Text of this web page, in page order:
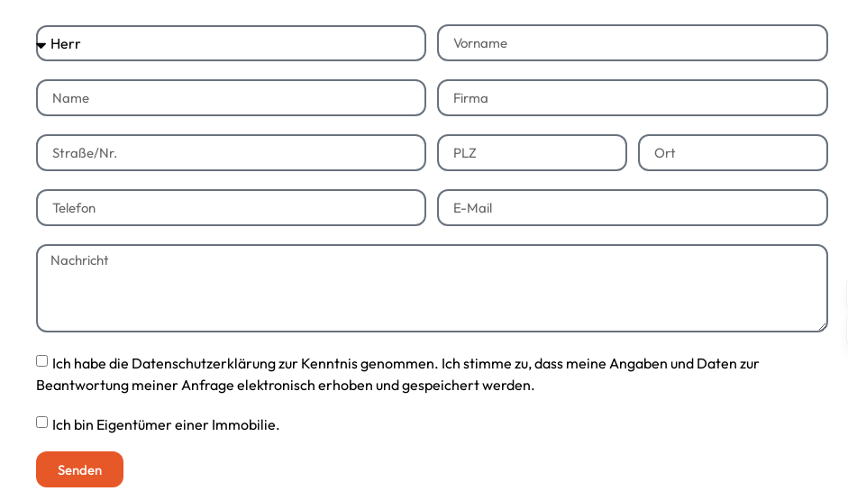
Ich habe die Datenschutzerklärung zur Kenntnis genommen. Ich stimme zu, dass meine Angaben und Daten zur
Beantwortung meiner Anfrage elektronisch erhoben und gespeichert werden.
Ich bin Eigentümer einer Immobilie.
Senden